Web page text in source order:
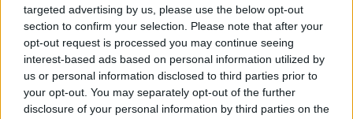
targeted advertising by us, please use the below opt-out
section to confirm your selection. Please note that after your
opt-out request is processed you may continue seeing
interest-based ads based on personal information utilized by
us or personal information disclosed to third parties prior to
your opt-out. You may separately opt-out of the further
disclosure of your personal information by third parties on the